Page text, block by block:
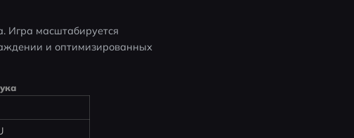
Игра масштабируется
и оптимизированных